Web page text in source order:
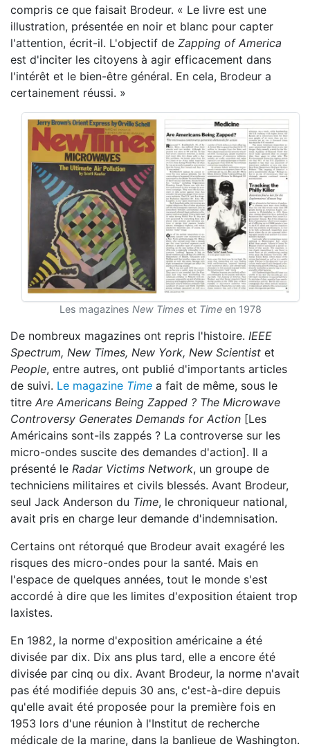
compris ce que faisait Brodeur. « Le livre est une
illustration, présentée en noir et blanc pour capter
l'attention, écrit-il. L'objectif de Zapping of America
est d'inciter les citoyens à agir efficacement dans
l'intérêt et le bien-être général. En cela, Brodeur a
certainement réussi. »
Les magazines New Times et Time en 1978
De nombreux magazines ont repris l'histoire. IEEE
Spectrum, New Times, New York, New Scientist et
People, entre autres, ont publié d'importants articles
de suivi. Le magazine Time a fait de même, sous le
titre Are Americans Being Zapped ? The Microwave
Controversy Generates Demands for Action [Les
Américains sont-ils zappés ? La controverse sur les
micro-ondes suscite des demandes d'action]. Il a
présenté le Radar Victims Network, un groupe de
techniciens militaires et civils blessés. Avant Brodeur,
seul Jack Anderson du Time, le chroniqueur national,
avait pris en charge leur demande d'indemnisation.
Certains ont rétorqué que Brodeur avait exagéré les
risques des micro-ondes pour la santé. Mais en
l'espace de quelques années, tout le monde s'est
accordé à dire que les limites d'exposition étaient trop
laxistes.
En 1982, la norme d'exposition américaine a été
divisée par dix. Dix ans plus tard, elle a encore été
divisée par cinq ou dix. Avant Brodeur, la norme n'avait
pas été modifiée depuis 30 ans, c'est-à-dire depuis
qu'elle avait été proposée pour la première fois en
1953 lors d'une réunion à l'Institut de recherche
médicale de la marine, dans la banlieue de Washington.